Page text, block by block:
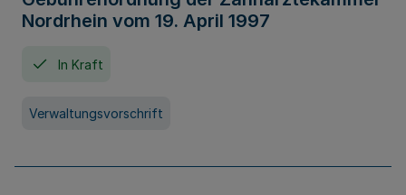
Nordrhein vom 19. April 1997
In Kraft
Verwaltungsvorschrift